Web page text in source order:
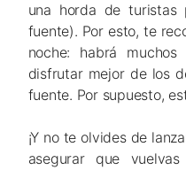
una horda de turistas
fuente). Por esto, te
noche: habrá
disfrutar mejor de los
fuente. Por supuesto,
¡Y no te olvides de
asegurar que